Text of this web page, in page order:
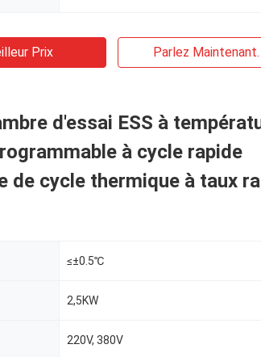
Prix Parlez Maintenant.
d'essai ESS à
à cycle rapide
de cycle thermique à taux
≤±0.5℃
2,5KW
220V, 380V